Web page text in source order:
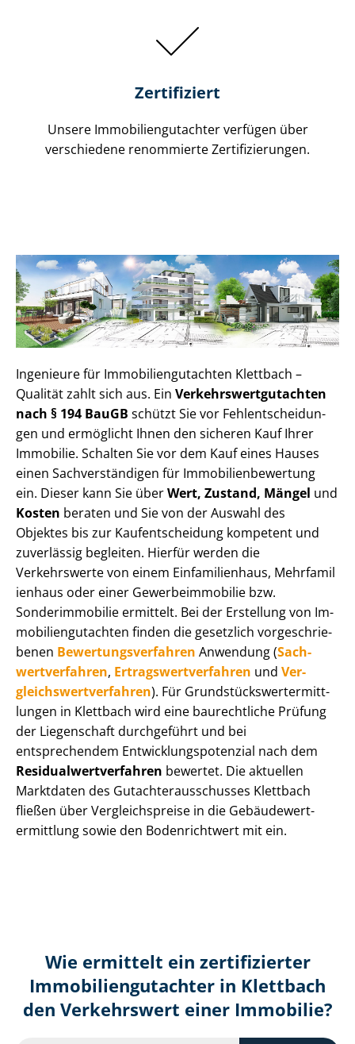
Zertifiziert
Unsere Immobilien­gutachter verfügen über
verschiedene renommierte Zer­ti­fi­zie­run­gen.
Ingenieure für Im­mo­bi­li­en­gut­ach­ten Klettbach –
Qualität zahlt sich aus. Ein Ver­kehrs­wert­gut­ach­ten
nach § 194 BauGB schützt Sie vor Fehl­ent­schei­dun­
gen und ermöglicht Ihnen den sicheren Kauf Ihrer
Immobilie. Schalten Sie vor dem Kauf eines Hauses
einen Sach­ver­stän­di­gen für Im­mo­bi­li­en­be­wer­tung
ein. Dieser kann Sie überWert, Zustand, Mängel und
Kosten beraten und Sie von der Auswahl des
Objektes bis zur Kauf­ent­schei­dung kompetent und
zuverlässig begleiten. Hierfür werden die
Verkehrswerte von einem Einfamilienhaus, Mehr­fa­mi­l
i­en­haus oder einer Ge­wer­be­im­mo­bi­lie bzw.
Sonderimmobilie ermittelt. Bei der Erstellung von Im­
mo­bi­li­en­gut­ach­ten finden die gesetzlich vor­ge­schrie­
be­nen Be­wer­tungs­ver­fah­ren Anwendung (Sach­
wert­ver­fah­ren, Er­trags­wert­ver­fah­ren und Ver­
gleichs­wert­ver­fah­ren). Für Grund­stücks­wert­ermitt­
lun­gen in Klettbach wird eine baurechtliche Prüfung
der Liegenschaft durchgeführt und bei
entsprechendem Ent­wick­lungs­po­ten­zi­al nach dem
Re­si­du­al­wert­ver­fah­ren bewertet. Die aktuellen
Marktdaten des Gut­ach­ter­aus­schus­ses Klettbach
fließen über Ver­gleichs­prei­se in die Ge­bäu­de­wert­
ermitt­lung sowie den Bodenrichtwert mit ein.
Wie ermittelt ein zertifizierter
Immobilien­gutachter in Klettbach
den Verkehrswert einer Immobilie?